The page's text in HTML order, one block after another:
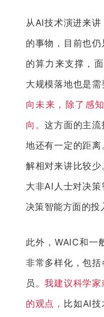
从AI技术演进来
的事物，目前也
的算力来支撑，
大规模落地也是需
向未来，除了感
向。这方面的主
地还有一定的距
解相对来讲比较
大非AI人士对决
决策智能方面的投
此外，WAIC和一
非常多样化，包
员。我建议科学
的观点， 比如AI技